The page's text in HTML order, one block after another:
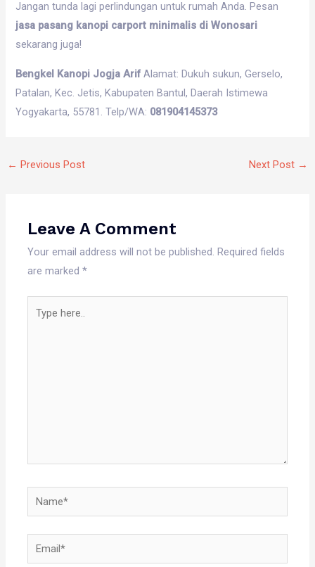
Jangan tunda lagi perlindungan untuk rumah Anda. Pesan
jasa pasang kanopi carport minimalis di Wonosari
sekarang juga!
Bengkel Kanopi Jogja Arif Alamat: Dukuh sukun, Gerselo,
Patalan, Kec. Jetis, Kabupaten Bantul, Daerah Istimewa
Yogyakarta, 55781. Telp/WA: 081904145373
← Previous Post Next Post →
Leave A Comment
Your email address will not be published. Required fields
are marked*
Name*
Email*